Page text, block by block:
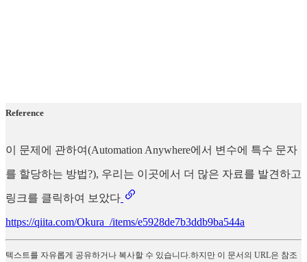
Reference
이 문제에 관하여(Automation Anywhere에서 변수에 특수 문자
를 할당하는 방법?), 우리는 이곳에서 더 많은 자료를 발견하고
링크를 클릭하여 보았다
https://qiita.com/Okura_/items/e5928de7b3ddb9ba544a
텍스트를 자유롭게 공유하거나 복사할 수 있습니다.하지만 이 문서의 URL은 참조